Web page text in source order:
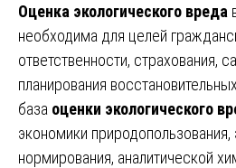
Оценка экологического вреда
необходима для целей
ответственности, страхования,
планирования
база оценки экологического
экономики природопользования,
нормирования, аналитической